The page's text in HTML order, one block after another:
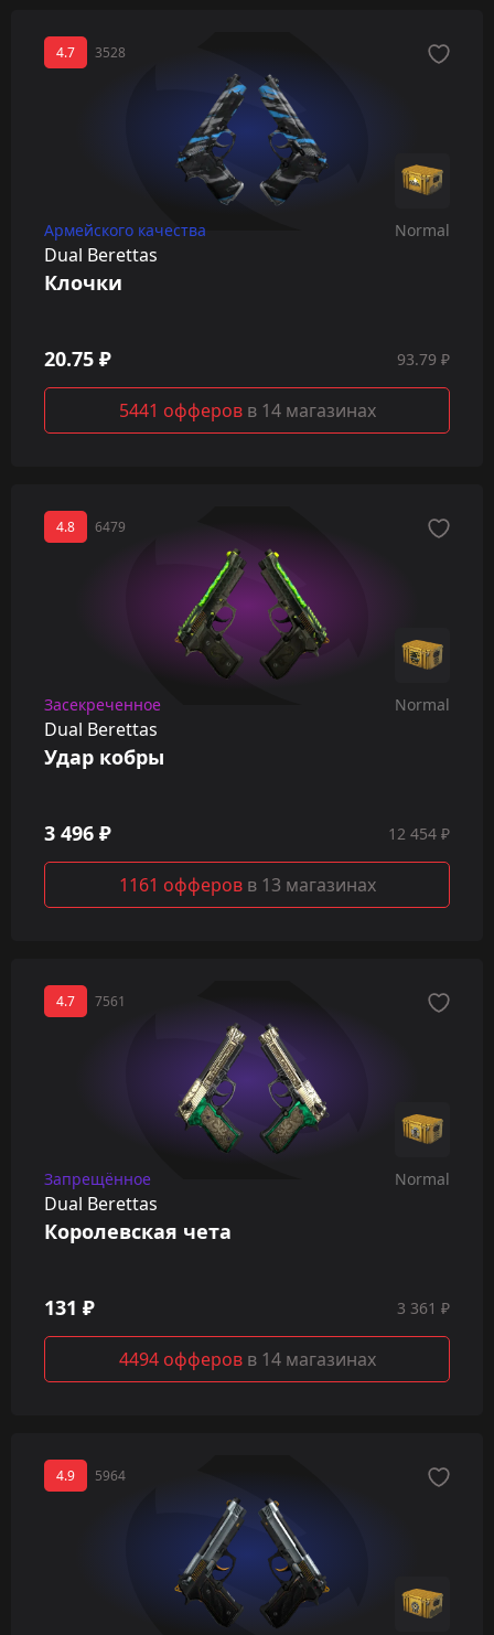
4.7 3528
Армейского качества Normal
Dual Berettas
Клочки
20.75 ₽ 93.79 ₽
5441 офферов в 14 магазинах
4.8 6479
Засекреченное Normal
Dual Berettas
Удар кобры
3 496 ₽ 12 454 ₽
1161 офферов в 13 магазинах
4.7 7561
Запрещённое Normal
Dual Berettas
Королевская чета
131 ₽ 3 361 ₽
4494 офферов в 14 магазинах
4.9 5964